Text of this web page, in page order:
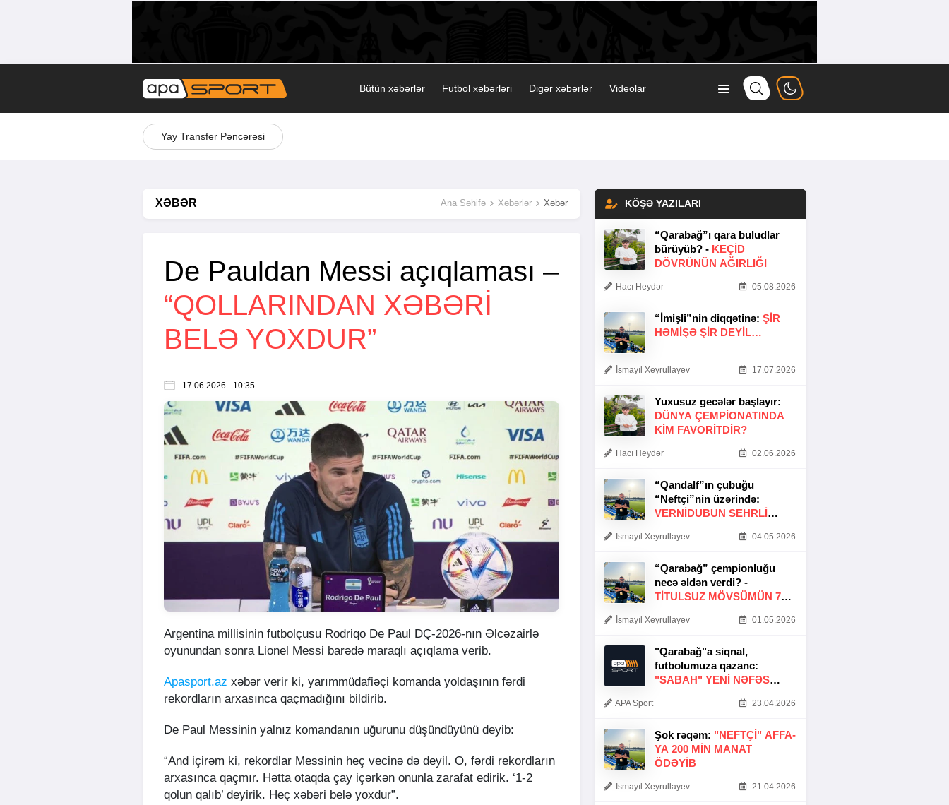
Bütün xəbərlər Futbol xəbərləri Digər xəbərlər Videolar
Yay Transfer Pəncərəsi
XƏBƏR Ana Səhifə Xəbərlər Xəbər
De Pauldan Messi açıqlaması –
“QOLLARINDAN XƏBƏRI
BELƏ YOXDUR”
17.06.2026 - 10:35
Argentina millisinin futbolçusu Rodriqo De Paul DÇ-2026-nın Əlcəzairlə
oyunundan sonra Lionel Messi barədə maraqlı açıqlama verib.
Apasport.az xəbər verir ki, yarımmüdafiəçi komanda yoldaşının fərdi
rekordların arxasınca qaçmadığını bildirib.
De Paul Messinin yalnız komandanın uğurunu düşündüyünü deyib:
“And içirəm ki, rekordlar Messinin heç vecinə də deyil. O, fərdi rekordların
arxasınca qaçmır. Hətta otaqda çay içərkən onunla zarafat edirik. ‘1-2
qolun qalıb’ deyirik. Heç xəbəri belə yoxdur”.
KÖŞƏ YAZILARI
“Qarabağ”ı qara buludlar
bürüyüb? - KEÇID
DÖVRÜNÜN AĞIRLIĞI
Hacı Heydər 05.08.2026
“İmişli”nin diqqətinə: ŞIR
HƏMIŞƏ ŞIR DEYIL…
İsmayıl Xeyrullayev 17.07.2026
Yuxusuz gecələr başlayır:
DÜNYA ÇEMPIONATINDA
KIM FAVORITDIR?
Hacı Heydər 02.06.2026
“Qandalf”ın çubuğu
“Neftçi”nin üzərində:
VERNİDUBUN SEHRLİ
İsmayıl Xeyrullayev 04.05.2026
“Qarabağ” çempionluğu
necə əldən verdi? -
TITULSUZ MÖVSÜMÜN 7
İsmayıl Xeyrullayev 01.05.2026
"Qarabağ"a siqnal,
futbolumuza qazanc:
"SABAH" YENI NƏFƏS
APA Sport 23.04.2026
Şok rəqəm: "NEFTÇI" AFFA-
YA 200 MIN MANAT
ÖDƏYIB
İsmayıl Xeyrullayev 21.04.2026